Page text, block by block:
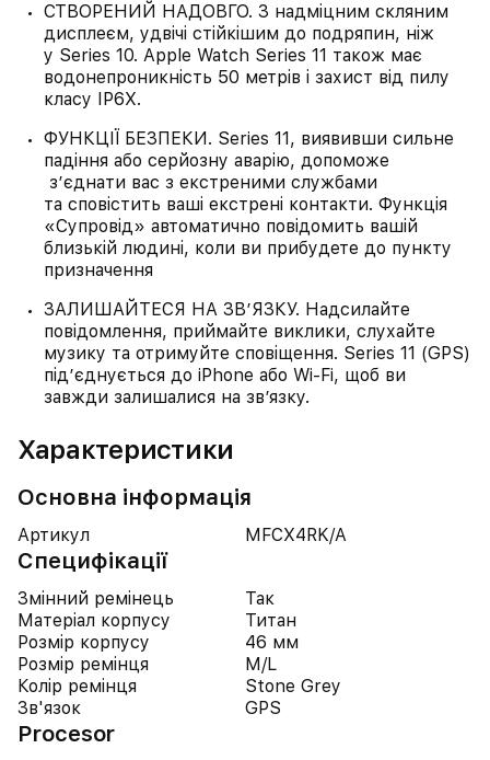
СТВОРЕНИЙ НАДОВГО. З надміцним скляним
дисплеєм, удвічі стійкішим до подряпин, ніж
у Series 10. Apple Watch Series 11 також має
водонепроникність 50 метрів і захист від пилу
класу IP6X.
ФУНКЦІЇ БЕЗПЕКИ. Series 11, виявивши сильне
падіння або серйозну аварію, допоможе
з’єднати вас з екстреними службами
та сповістить ваші екстрені контакти. Функція
«Супровід» автоматично повідомить вашій
близькій людині, коли ви прибудете до пункту
призначення
ЗАЛИШАЙТЕСЯ НА ЗВ’ЯЗКУ. Надсилайте
повідомлення, приймайте виклики, слухайте
музику та отримуйте сповіщення. Series 11 (GPS)
під’єднується до iPhone або Wi-Fi, щоб ви
завжди залишалися на зв’язку.
Характеристики
Основна інформація
Артикул MFCX4RK/A
Специфікації
Змінний ремінець
Так
Матеріал корпусу
Титан
Розмір корпусу
46 мм
Розмір ремінця
M/L
Колір ремінця
Stone Grey
Зв'язок
GPS
Procesor